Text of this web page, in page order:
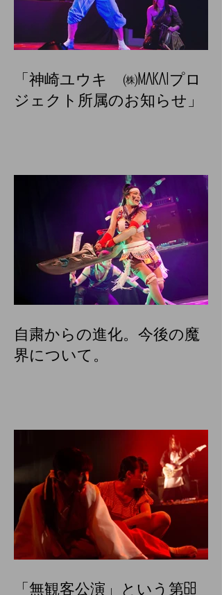
「神崎ユウキ ㈱MAKAIプロ
ジェクト所属のお知らせ」
自粛からの進化。今後の魔
界について。
「無観客公演」という第68